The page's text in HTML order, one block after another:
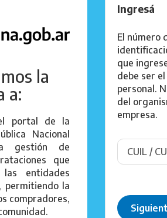
la
a:
portal de la
Nacional
gestión de
que
entidades
permitiendo la
compradores,
Ingresá
El número
que
debe ser el
personal.
del
empresa.